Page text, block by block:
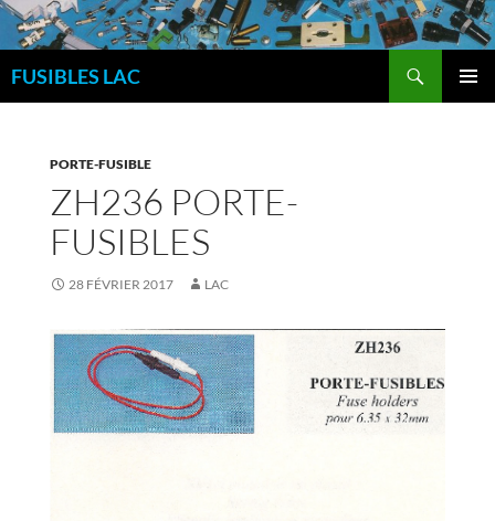
Aller
au
contenu
FUSIBLES LAC
PORTE-FUSIBLE
ZH236 PORTE-
FUSIBLES
28 FÉVRIER 2017 LAC